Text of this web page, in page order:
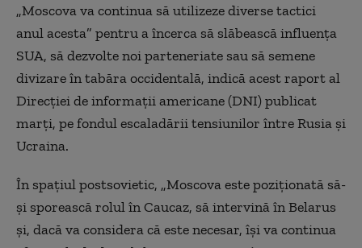
„Moscova va continua să utilizeze diverse tactici
anul acesta” pentru a încerca să slăbească influenţa
SUA, să dezvolte noi parteneriate sau să semene
divizare în tabăra occidentală, indică acest raport al
Direcţiei de informaţii americane (DNI) publicat
marţi, pe fondul escaladării tensiunilor între Rusia şi
Ucraina.
În spaţiul postsovietic, „Moscova este poziţionată să-
şi sporească rolul în Caucaz, să intervină în Belarus
şi, dacă va considera că este necesar, îşi va continua